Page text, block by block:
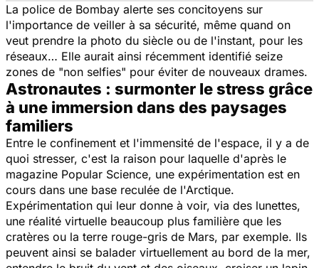
La police de Bombay alerte ses concitoyens sur
l'importance de veiller à sa sécurité, même quand on
veut prendre la photo du siècle ou de l'instant, pour les
réseaux… Elle aurait ainsi récemment identifié seize
zones de "non selfies" pour éviter de nouveaux drames.
Astronautes : surmonter le stress grâce
à une immersion dans des paysages
familiers
Entre le confinement et l'immensité de l'espace, il y a de
quoi stresser, c'est la raison pour laquelle d'après le
magazine Popular Science, une expérimentation est en
cours dans une base reculée de l'Arctique.
Expérimentation qui leur donne à voir, via des lunettes,
une réalité virtuelle beaucoup plus familière que les
cratères ou la terre rouge-gris de Mars, par exemple. Ils
peuvent ainsi se balader virtuellement au bord de la mer,